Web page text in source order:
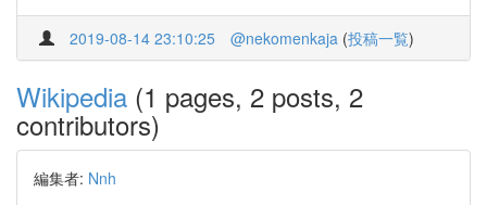
2019-08-14 23:10:25 @nekomenkaja (投稿一覧)
Wikipedia (1 pages, 2 posts, 2
contributors)
編集者: Nnh